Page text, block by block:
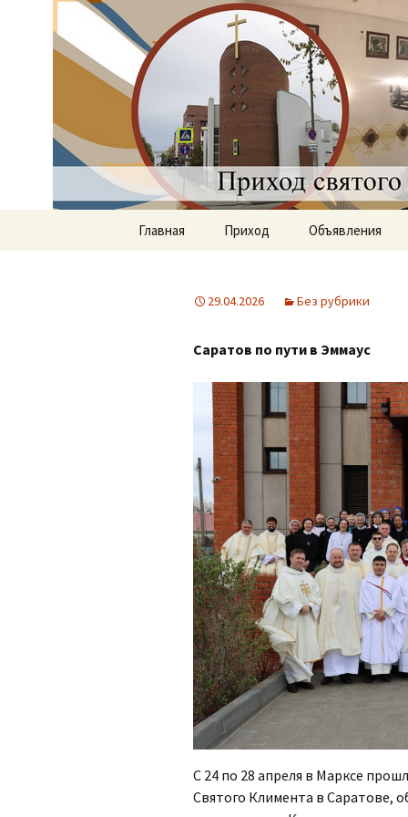
Римско-
Саратове
Приход святого Климента
Главная Приход
История прихода
Наши священники
Группы
Органисты
Партнерский приход в
Дрездене
Объявления
29.04.2026 Без рубрики
Саратов по пути в Эммаус
С 24 по 28 апреля в Марксе
Святого Климента в Саратове,